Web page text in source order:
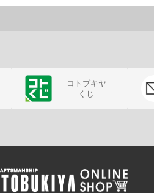
コトブキヤ
くじ